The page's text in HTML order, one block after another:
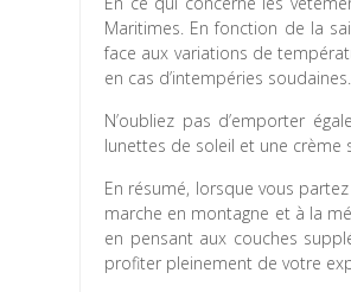
Maritimes. En fonction de la
face aux variations de
en cas d’intempéries soudaines.
N’oubliez pas d’emporter
lunettes de soleil et une crème
En résumé, lorsque vous
marche en montagne et à la
en pensant aux couches
profiter pleinement de votre